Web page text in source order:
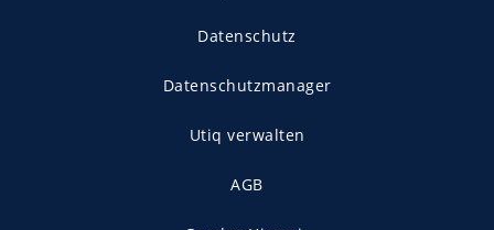
Datenschutz
Datenschutzmanager
Utiq verwalten
AGB